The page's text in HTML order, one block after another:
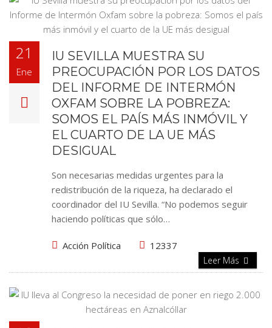
21
Ene
IU SEVILLA MUESTRA SU
PREOCUPACIÓN POR LOS DATOS
DEL INFORME DE INTERMÓN
OXFAM SOBRE LA POBREZA:
SOMOS EL PAÍS MÁS INMÓVIL Y
EL CUARTO DE LA UE MÁS
DESIGUAL
Son necesarias medidas urgentes para la
redistribución de la riqueza, ha declarado el
coordinador del IU Sevilla. “No podemos seguir
haciendo políticas que sólo…
Acción Política 12337
Leer Más